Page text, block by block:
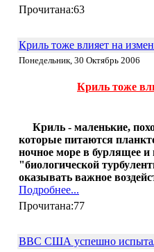
Прочитана:63
Криль тоже влияет на
Понедельник, 30 Октябрь 2006
Криль тоже
Криль - маленькие,
которые питаются
ночное море в бурлящее
"биологической
оказывать важное
Подробнее...
Прочитана:77
ВВС США успешно